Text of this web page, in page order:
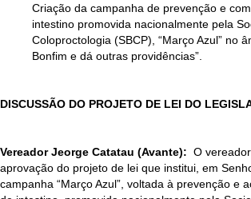
Criação da campanha de prevenção e
intestino promovida nacionalmente pela
Coloproctologia (SBCP), “Março Azul” no
Bonfim e dá outras providências”.
DISCUSSÃO DO PROJETO DE LEI DO
Vereador Jeorge Catatau (Avante): O
aprovação do projeto de lei que institui, em
campanha “Março Azul”, voltada à prevenção e